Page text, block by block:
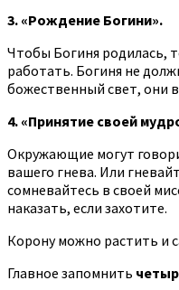
3. «Рождение Богини».
Чтобы Богиня родилась,
работать. Богиня не
божественный свет, они
4. «Принятие своей
Окружающие могут
вашего гнева. Или
сомневайтесь в своей
наказать, если захотите.
Корону можно растить и
Главное запомнить